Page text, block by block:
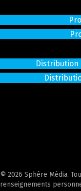
Distribution
© 2026 Sphère Média.
renseignements